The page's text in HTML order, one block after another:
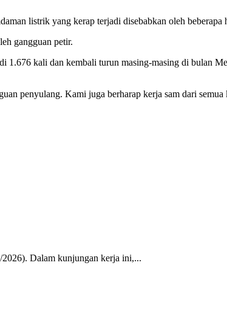
listrik yang kerap terjadi disebabkan oleh beberapa
gangguan petir.
1.676 kali dan kembali turun masing-masing di bulan
penyulang. Kami juga berharap kerja sam dari semua
Dalam kunjungan kerja ini,...